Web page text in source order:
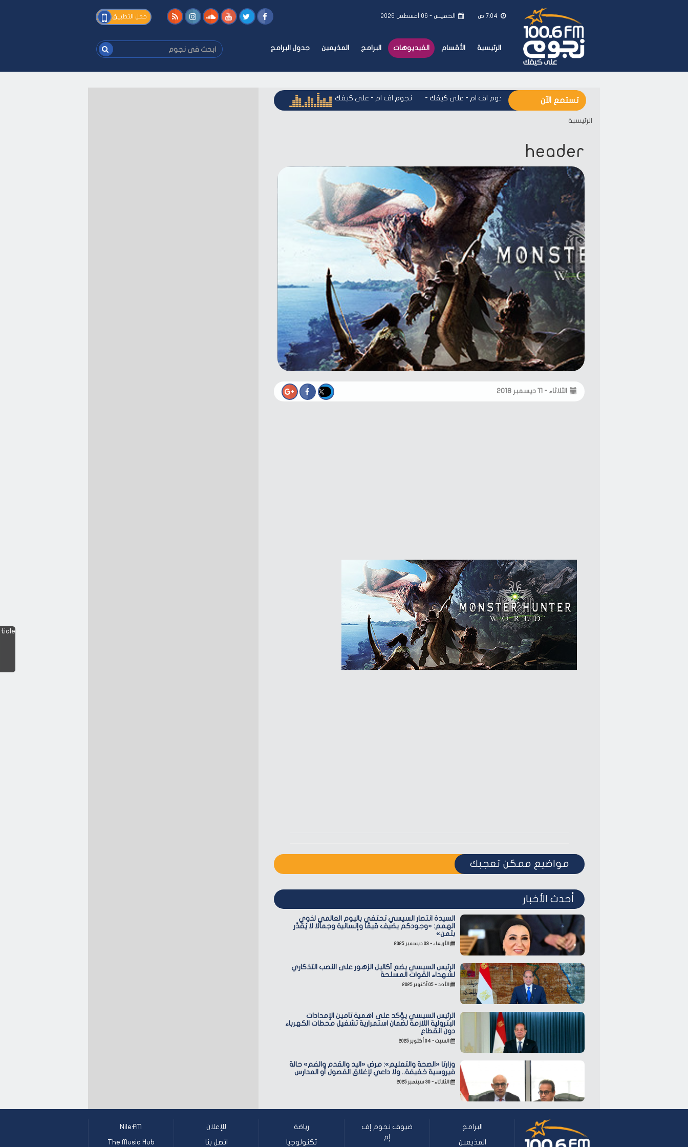
7:04 ص الخميس - ٠٦ أغسطس ٢٠٢٦ حمل التطبيق
الرئيسية الأقسام الفيديوهات البرامج المذيعين جدول البرامج
ابحث
فى
فى
تستمع الآن -نجوم اف ام - على كيفك -نجوم اف ام - على كيفك نجوم اف ام - على كيفك
الرئيسية
header
الثلاثاء - ١١ ديسمبر ٢٠١٨
مواضيع ممكن تعجبك
أحدث الأخبار
السيدة انتصار السيسي تحتفي باليوم العالمي لذوي
الهمم: «وجودكم يضيف قيمًا وإنسانية وجمالًا لا يُقدّر
بثمن»
الأربعاء - ٠٣ ديسمبر ٢٠٢٥
الرئيس السيسي يضع أكاليل الزهور على النصب التذكاري
لشهداء القوات المسلحة
الأحد - ٠٥ أكتوبر ٢٠٢٥
الرئيس السيسي يؤكد على أهمية تأمين الإمدادات
البترولية اللازمة لضمان استمرارية تشغيل محطات الكهرباء
دون انقطاع
السبت - ٠٤ أكتوبر ٢٠٢٥
وزارتا «الصحة والتعليم»: مرض «اليد والقدم والفم» حالة
فيروسية خفيفة.. ولا داعي لإغلاق الفصول أو المدارس
الثلاثاء - ٣٠ سبتمبر ٢٠٢٥
البرامج
المذيعين
ضيوف نجوم إف
إم
رياضة
تكنولوجيا
للإعلان
اتصل بنا
NileFM
The Music Hub